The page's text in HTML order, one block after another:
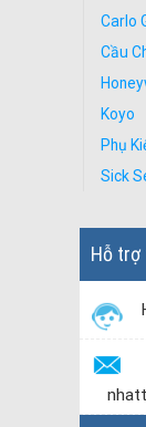
Carlo
Cầu
Koyo
Phụ
Sick
Hỗ